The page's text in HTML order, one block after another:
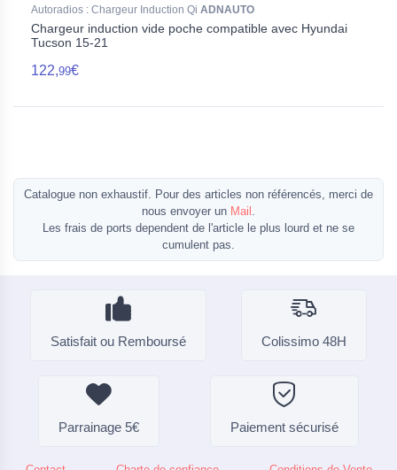
Autoradios : Chargeur Induction Qi ADNAUTO
Chargeur induction vide poche compatible avec Hyundai
Tucson 15-21
122,99€
Catalogue non exhaustif. Pour des articles non référencés, merci de
nous envoyer un Mail .
Les frais de ports dependent de l'article le plus lourd et ne se
cumulent pas.
Satisfait ou Remboursé Colissimo 48H
Parrainage 5€ Paiement sécurisé